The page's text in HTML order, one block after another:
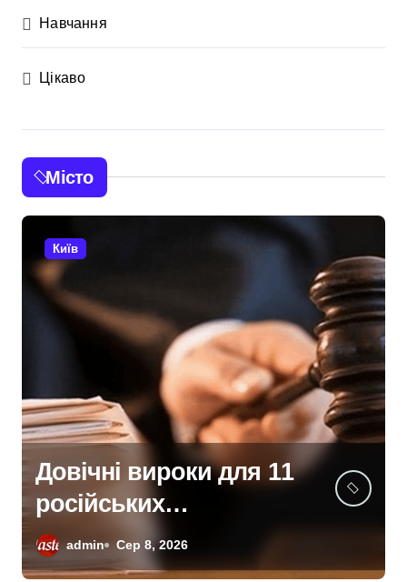
Навчання
Цікаво
Місто
Київ
Київщина
відновлюється після
сильних буревіїв:
пошкоджено 62
admin Сер 8, 2026